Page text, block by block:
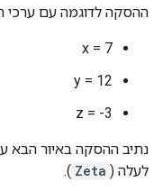
ההסקה לדוגמה עם ערכי
x = 7
y = 12
z = -3
נתיב ההסקה באיור הבא
לעלה ( Zeta
).